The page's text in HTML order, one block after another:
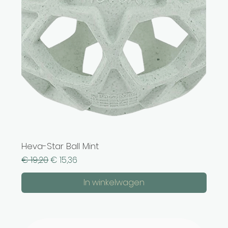
Heva-Star Ball Mint
Normale prijs
€ 19,20Verkoopprijs
€ 15,36
In winkelwagen